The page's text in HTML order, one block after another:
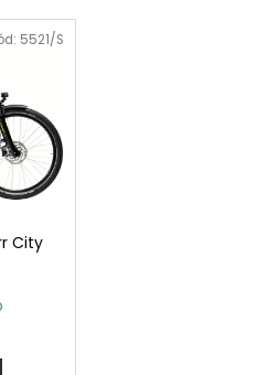
City
5521/S